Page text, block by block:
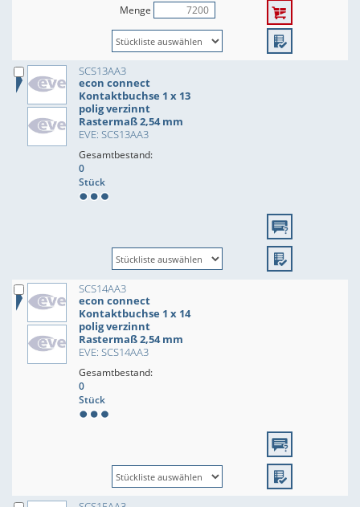
Menge
SCS13AA3
econ connect
Kontaktbuchse 1 x 13
polig verzinnt
Rastermaß 2,54 mm
EVE: SCS13AA3
Gesamtbestand:
0
Stück
SCS14AA3
econ connect
Kontaktbuchse 1 x 14
polig verzinnt
Rastermaß 2,54 mm
EVE: SCS14AA3
Gesamtbestand:
0
Stück